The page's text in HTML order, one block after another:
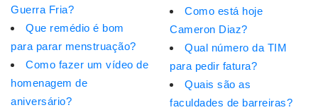
Guerra Fria?
Que remédio é bom
para parar menstruação?
Como fazer um vídeo de
homenagem de
aniversário?
Como está hoje
Cameron Diaz?
Qual número da TIM
para pedir fatura?
Quais são as
faculdades de barreiras?